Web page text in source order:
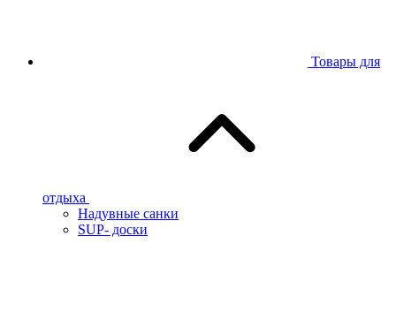
Товары для
отдыха
Надувные санки
SUP- доски